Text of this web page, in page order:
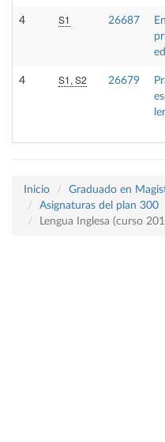
4 S1 26687
4 S1, S2 26679
Inicio
Graduado en
Asignaturas del plan 300
Lengua Inglesa (curso